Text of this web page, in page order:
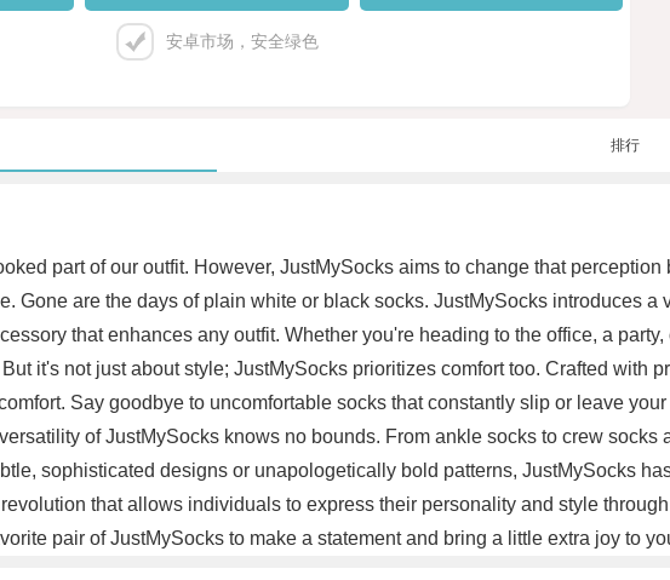
安卓市场，安全绿色
排行
part of our outfit. However, JustMySocks aims to change that perception
Gone are the days of plain white or black socks. JustMySocks introduces a
that enhances any outfit. Whether you're heading to the office, a
it's not just about style; JustMySocks prioritizes comfort too. Crafted with
Say goodbye to uncomfortable socks that constantly slip or leave
of JustMySocks knows no bounds. From ankle socks to crew socks
sophisticated designs or unapologetically bold patterns, JustMySocks
that allows individuals to express their personality and style
pair of JustMySocks to make a statement and bring a little extra joy to